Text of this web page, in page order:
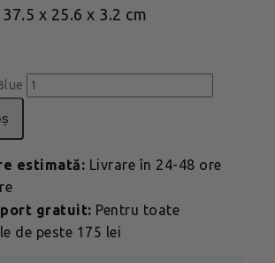
x 25.6 x 3.2 cm
estimată: Livrare în 24-48 ore
gratuit: Pentru toate
de peste 175 lei